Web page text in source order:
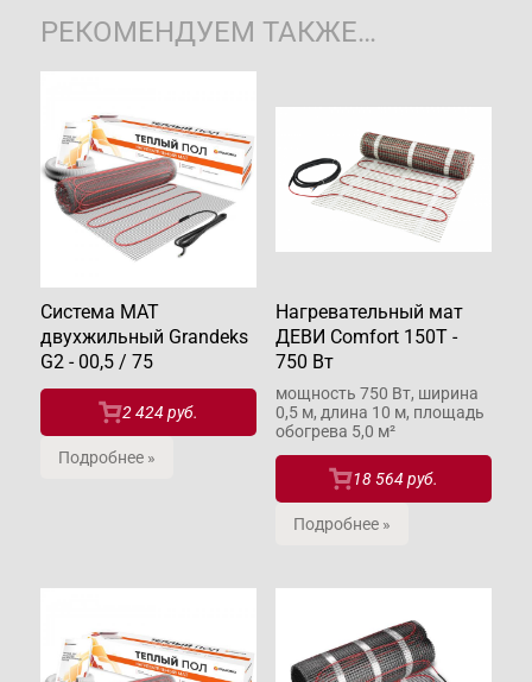
РЕКОМЕНДУЕМ ТАКЖЕ…
Система МАТ
двухжильный Grandeks
G2 - 00,5 / 75
2 424 руб.
Подробнее »
Нагревательный мат
ДЕВИ Comfort 150T -
750 Вт
мощность 750 Вт, ширина
0,5 м, длина 10 м, площадь
обогрева 5,0 м²
18 564 руб.
Подробнее »